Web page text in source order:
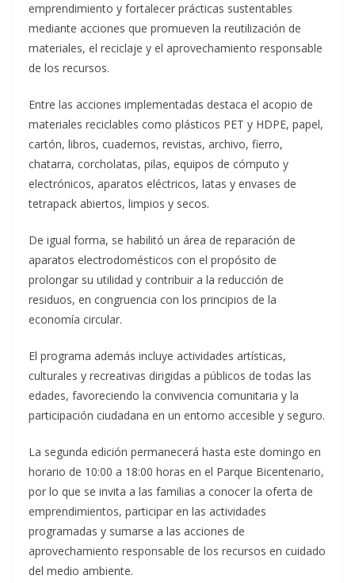
emprendimiento y fortalecer prácticas sustentables
mediante acciones que promueven la reutilización de
materiales, el reciclaje y el aprovechamiento responsable
de los recursos.
Entre las acciones implementadas destaca el acopio de
materiales reciclables como plásticos PET y HDPE, papel,
cartón, libros, cuadernos, revistas, archivo, fierro,
chatarra, corcholatas, pilas, equipos de cómputo y
electrónicos, aparatos eléctricos, latas y envases de
tetrapack abiertos, limpios y secos.
De igual forma, se habilitó un área de reparación de
aparatos electrodomésticos con el propósito de
prolongar su utilidad y contribuir a la reducción de
residuos, en congruencia con los principios de la
economía circular.
El programa además incluye actividades artísticas,
culturales y recreativas dirigidas a públicos de todas las
edades, favoreciendo la convivencia comunitaria y la
participación ciudadana en un entorno accesible y seguro.
La segunda edición permanecerá hasta este domingo en
horario de 10:00 a 18:00 horas en el Parque Bicentenario,
por lo que se invita a las familias a conocer la oferta de
emprendimientos, participar en las actividades
programadas y sumarse a las acciones de
aprovechamiento responsable de los recursos en cuidado
del medio ambiente.